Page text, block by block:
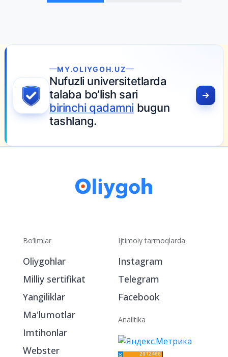
MY.OLIYGOH.UZ
Nufuzli universitetlarda
talaba bo‘lish sari
birinchi qadamni bugun
tashlang.
Bo‘limlar
Oliygohlar
Milliy sertifikat
Yangiliklar
Ma'lumotlar
Imtihonlar
Webster
Ijtimoiy tarmoqlarda
Instagram
Telegram
Facebook
Analitika